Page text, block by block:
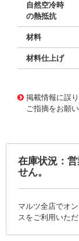
自然空冷時
の熱抵抗
材料
材料仕上げ
掲載情報に誤
ご指摘をお願い
在庫状況：
せん。
マルツ全店でオ
スをご利用いただ